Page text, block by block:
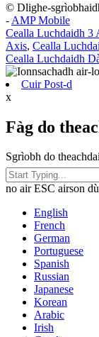
© Dlighe-
- AMP Mobile
Cealla Luchdaidh 3
Axis, Cealla
Cealla Luchdaidh
Cuir Post-d
x
Fàg do
Sgrìobh do
no air ESC airson
English
French
German
Portuguese
Spanish
Russian
Japanese
Korean
Arabic
Irish